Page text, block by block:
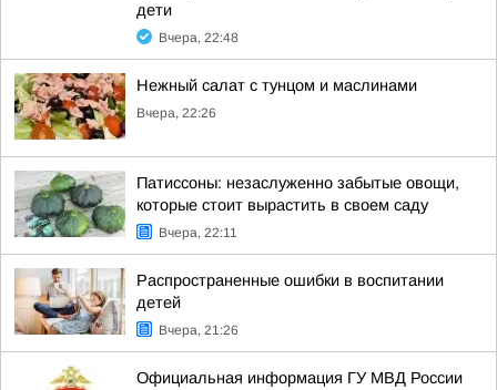
дети
Вчера, 22:48
Нежный салат с тунцом и маслинами
Вчера, 22:26
Патиссоны: незаслуженно забытые овощи,
которые стоит вырастить в своем саду
Вчера, 22:11
Распространенные ошибки в воспитании
детей
Вчера, 21:26
Официальная информация ГУ МВД России